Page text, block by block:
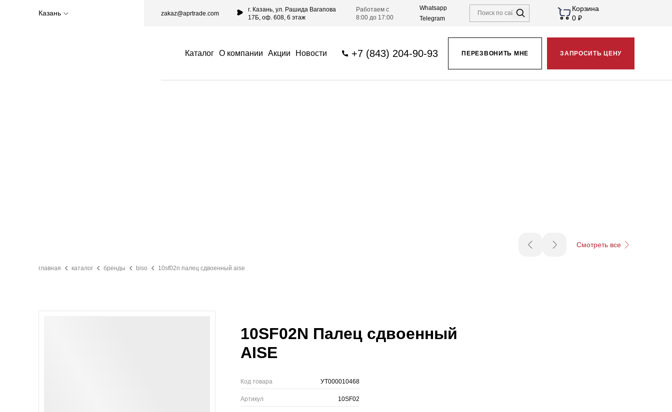
Казань zakaz@aprtrade.com
г. Казань, ул. Рашида Вагапова
17Б, оф. 608, 6 этаж
Работаем с
8:00 до 17:00
Whatsapp
Telegram
Корзина
0 ₽
Каталог О компании Акции Новости +7 (843) 204-90-93 ПЕРЕЗВОНИТЬ МНЕ ЗАПРОСИТЬ ЦЕНУ
Смотреть все
главная каталог бренды biso 10sf02n палец сдвоенный aise
10SF02N Палец сдвоенный
AISE
Код товара УТ000010468
Артикул 10SF02